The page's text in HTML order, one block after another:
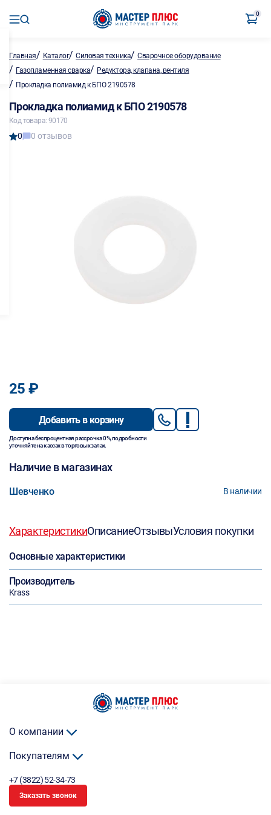
0
Главная/ Каталог/Силовая техника/Сварочное оборудование
/ Газопламенная сварка/ Редуктора, клапана, вентиля
/ Прокладка полиамид к БПО 2190578
Прокладка полиамид к БПО 2190578
Код товара: 90170
0 0 отзывов
25 ₽
Добавить в корзину
Доступна беспроцентная рассрочка 0%, подробности
уточняйте на кассах в торговых залах.
Наличие в магазинах
Шевченко В наличии
ХарактеристикиОписаниеОтзывыУсловия покупки
Основные характеристики
Производитель
Krass
О компании
Покупателям
+7 (3822) 52-34-73
Заказать звонок